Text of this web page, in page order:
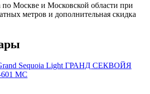
по Москве и Московской области при
метров и дополнительная скидка